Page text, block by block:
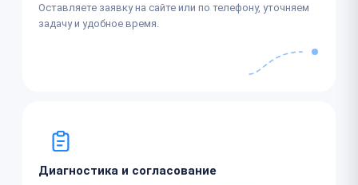
Оставляете заявку на сайте или по телефону, уточняем
задачу и удобное время.
Диагностика и согласование